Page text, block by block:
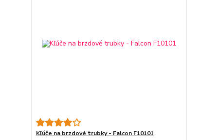
Kľúče na brzdové trubky - Falcon F10101